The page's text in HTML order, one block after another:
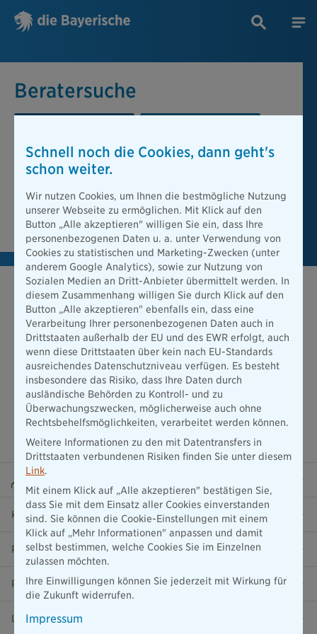
Beratersuche
Beratersuche
PLZ oder Ort
Berater finden
Karriere
Presse
Ratgeber
Lob & Kritik
Schnell noch die Cookies, dann geht's
schon weiter.
Wir nutzen Cookies, um Ihnen die bestmögliche Nutzung
unserer Webseite zu ermöglichen. Mit Klick auf den
Button „Alle akzeptieren" willigen Sie ein, dass Ihre
personenbezogenen Daten u. a. unter Verwendung von
Cookies zu statistischen und Marketing-Zwecken (unter
anderem Google Analytics), sowie zur Nutzung von
Sozialen Medien an Dritt-Anbieter übermittelt werden. In
diesem Zusammenhang willigen Sie durch Klick auf den
Button „Alle akzeptieren" ebenfalls ein, dass eine
Verarbeitung Ihrer personenbezogenen Daten auch in
Drittstaaten außerhalb der EU und des EWR erfolgt, auch
wenn diese Drittstaaten über kein nach EU-Standards
ausreichendes Datenschutzniveau verfügen. Es besteht
insbesondere das Risiko, dass Ihre Daten durch
ausländische Behörden zu Kontroll- und zu
Überwachungszwecken, möglicherweise auch ohne
Rechtsbehelfsmöglichkeiten, verarbeitet werden können.
Weitere Informationen zu den mit Datentransfers in
Drittstaaten verbundenen Risiken finden Sie unter diesem
Link.
Mit einem Klick auf „Alle akzeptieren" bestätigen Sie,
dass Sie mit dem Einsatz aller Cookies einverstanden
sind. Sie können die Cookie-Einstellungen mit einem
Klick auf „Mehr Informationen" anpassen und damit
selbst bestimmen, welche Cookies Sie im Einzelnen
zulassen möchten.
Ihre Einwilligungen können Sie jederzeit mit Wirkung für
die Zukunft widerrufen.
Impressum